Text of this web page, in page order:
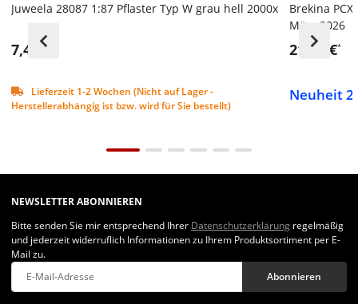
Juweela 28087 1:87 Pflaster Typ W grau hell 2000x
7,49 €
Lieferzeit 1-2 Wochen (Nicht auf Lager -
Herstellerabhängig ist bzw. wird für Sie bestellt)
Brekina
März 2026
21,99 €*
Neuheit
NEWSLETTER ABONNIEREN
Bitte senden Sie mir entsprechend Ihrer Datenschutzerklärung regelmäßig
und jederzeit widerruflich Informationen zu Ihrem Produktsortiment per E-
Mail zu.
Abonnieren